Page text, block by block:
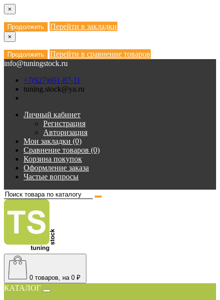
×
Продолжить Перейти в закладки
×
Продолжить
Перейти в сравнение товаров
info@tuningstock.ru
+7(927)691-87-11
tuning.stock@ya.ru
Личный кабинет
Регистрация
Авторизация
Мои закладки (0)
Сравнение товаров (0)
Корзина покупок
Оформление заказа
Частые вопросы
0 товаров, на 0 ₽
КАТАЛОГ